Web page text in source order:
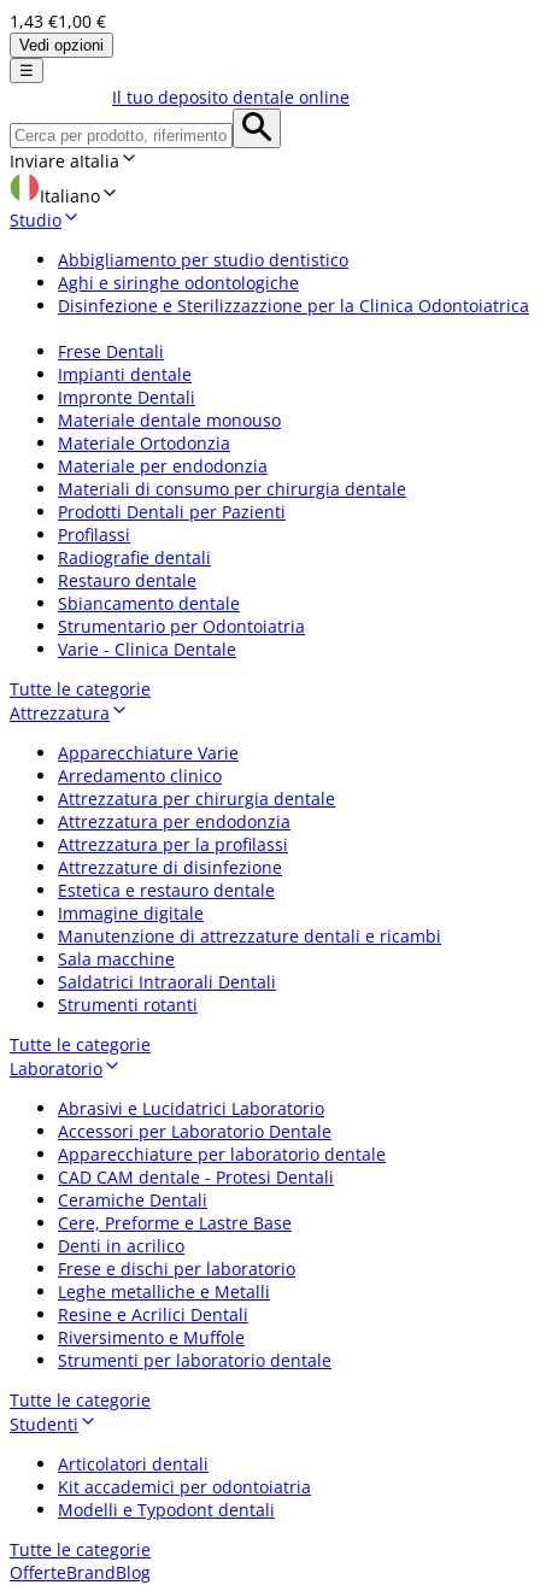
1,43 €1,00 €
Vedi opzioni
☰
Il tuo deposito dentale online
Inviare aItalia
Italiano
Studio
Abbigliamento per studio dentistico
Aghi e siringhe odontologiche
Disinfezione e Sterilizzazzione per la Clinica Odontoiatrica
Frese Dentali
Impianti dentale
Impronte Dentali
Materiale dentale monouso
Materiale Ortodonzia
Materiale per endodonzia
Materiali di consumo per chirurgia dentale
Prodotti Dentali per Pazienti
Profilassi
Radiografie dentali
Restauro dentale
Sbiancamento dentale
Strumentario per Odontoiatria
Varie - Clinica Dentale
Tutte le categorie
Attrezzatura
Apparecchiature Varie
Arredamento clinico
Attrezzatura per chirurgia dentale
Attrezzatura per endodonzia
Attrezzatura per la profilassi
Attrezzature di disinfezione
Estetica e restauro dentale
Immagine digitale
Manutenzione di attrezzature dentali e ricambi
Sala macchine
Saldatrici Intraorali Dentali
Strumenti rotanti
Tutte le categorie
Laboratorio
Abrasivi e Lucidatrici Laboratorio
Accessori per Laboratorio Dentale
Apparecchiature per laboratorio dentale
CAD CAM dentale - Protesi Dentali
Ceramiche Dentali
Cere, Preforme e Lastre Base
Denti in acrilico
Frese e dischi per laboratorio
Leghe metalliche e Metalli
Resine e Acrilici Dentali
Riversimento e Muffole
Strumenti per laboratorio dentale
Tutte le categorie
Studenti
Articolatori dentali
Kit accademici per odontoiatria
Modelli e Typodont dentali
Tutte le categorie
OfferteBrandBlog